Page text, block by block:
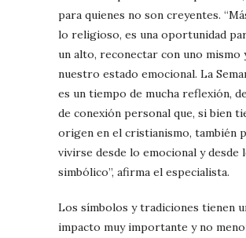
para quienes no son creyentes.
lo religioso, es una oportunidad
un alto, reconectar con uno mismo
nuestro estado emocional. La
es un tiempo de mucha reflexión,
de conexión personal que, si bien
origen en el cristianismo, también
vivirse desde lo emocional y desde
simbólico”, afirma el especialista.
Los símbolos y tradiciones tienen
impacto muy importante y no